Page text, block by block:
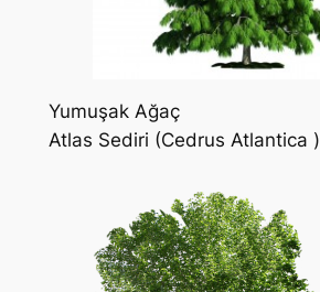
Yumuşak Ağaç
Atlas Sediri (Cedrus Atlantica )